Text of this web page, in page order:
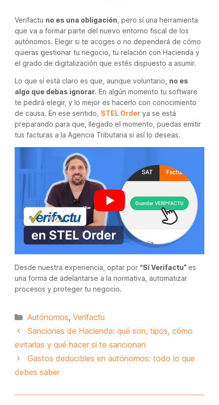
Verifactu no es una obligación , pero sí una herramienta
que va a formar parte del nuevo entorno fiscal de los
autónomos. Elegir si te acoges o no dependerá de cómo
quieras gestionar tu negocio, tu relación con Hacienda y
el grado de digitalización que estés dispuesto a asumir.
Lo que sí está claro es que, aunque voluntario, no es
algo que debas ignorar. En algún momento tu software
te pedirá elegir, y lo mejor es hacerlo con conocimiento
de causa. En ese sentido, STEL Order ya se está
preparando para que, llegado el momento, puedas emitir
tus facturas a la Agencia Tributaria si así lo deseas.
Desde nuestra experiencia, optar por “Sí Verifactu” es
una forma de adelantarse a la normativa, automatizar
procesos y proteger tu negocio.
Categorías
Autónomos, Verifactu
Sanciones de Hacienda: qué son, tipos, cómo
evitarlas y qué hacer si te sancionan
Gastos deducibles en autónomos: todo lo que
debes saber